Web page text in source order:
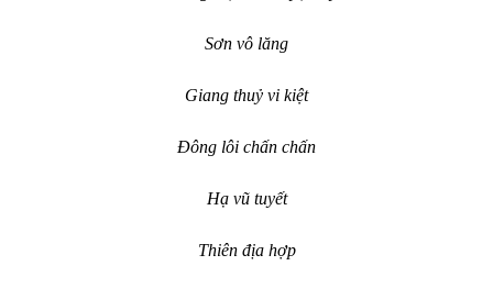
Sơn vô lăng
Giang thuỷ vi kiệt
Đông lôi chấn chấn
Hạ vũ tuyết
Thiên địa hợp